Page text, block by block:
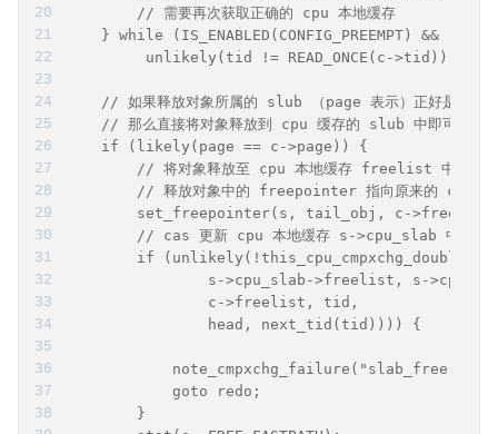
        // 需要再次获取正确的 cpu 本地缓存
    } while (IS_ENABLED(CONFIG_PREEMPT) &&
         unlikely(tid != READ_ONCE(c->tid)));
// 如果释放对象所属的 slub （page 表示）正好是 cpu
// 那么直接将对象释放到 cpu 缓存的 slub 中即可，这
    if (likely(page == c->page)) {
// 将对象释放至 cpu 本地缓存 freelist 中的头
// 释放对象中的 freepointer 指向原来的 c-
set_freepointer(s, tail_obj, c-
// cas 更新 cpu 本地缓存 s->cpu_slab 中的
        if (unlikely(!this_cpu_cmpxchg_double(
s->cpu_slab->freelist, s-
                c->freelist, tid,
                head, next_tid(tid)))) {
note_cmpxchg_failure("slab_free", s,
            goto redo;
        }